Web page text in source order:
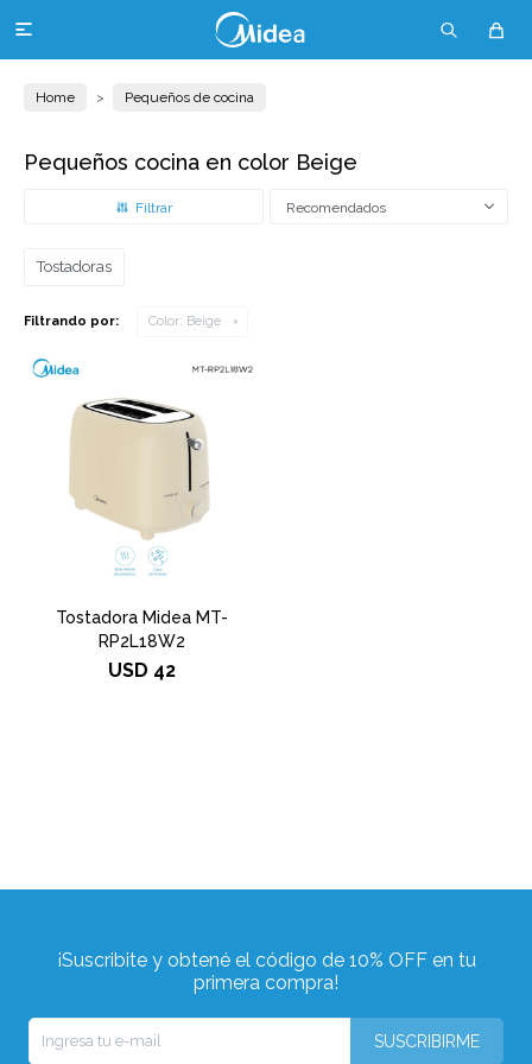

Home Pequeños de cocina
Pequeños cocina en color Beige
Recomendados
Tostadoras
Filtrando por: Color: Beige
Tostadora Midea MT-
RP2L18W2
USD 42
¡Suscribite y obtené el código de 10% OFF en tu
primera compra!
SUSCRIBIRME